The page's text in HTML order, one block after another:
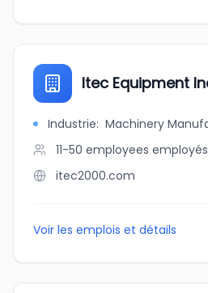
Itec Equipment
Industrie: Machinery
11-50 employees employés
itec2000.com
Voir les emplois et détails